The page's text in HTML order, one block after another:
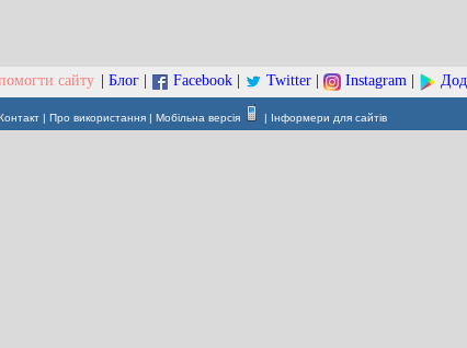
сайту Блог Facebook Twitter Instagram
| Про використання | Мобільна версія | Інформери для сайтів